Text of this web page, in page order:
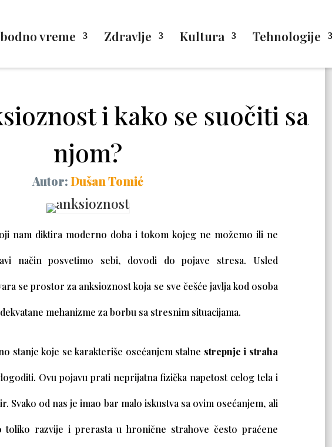
vreme Zdravlje Kultura Tehnologije
i kako se suočiti sa
njom?
Autor:Dušan Tomić
nam diktira moderno doba i tokom kojeg ne možemo ili ne
način posvetimo sebi, dovodi do pojave stresa. Usled
se prostor za anksioznost koja se sve češće javlja kod osoba
mehanizme za borbu sa stresnim situacijama.
stanje koje se karakteriše osećanjem stalne strepnje i straha
Ovu pojavu prati neprijatna fizička napetost celog tela i
Svako od nas je imao bar malo iskustva sa ovim osećanjem, ali
razvije i prerasta u hronične strahove često praćene